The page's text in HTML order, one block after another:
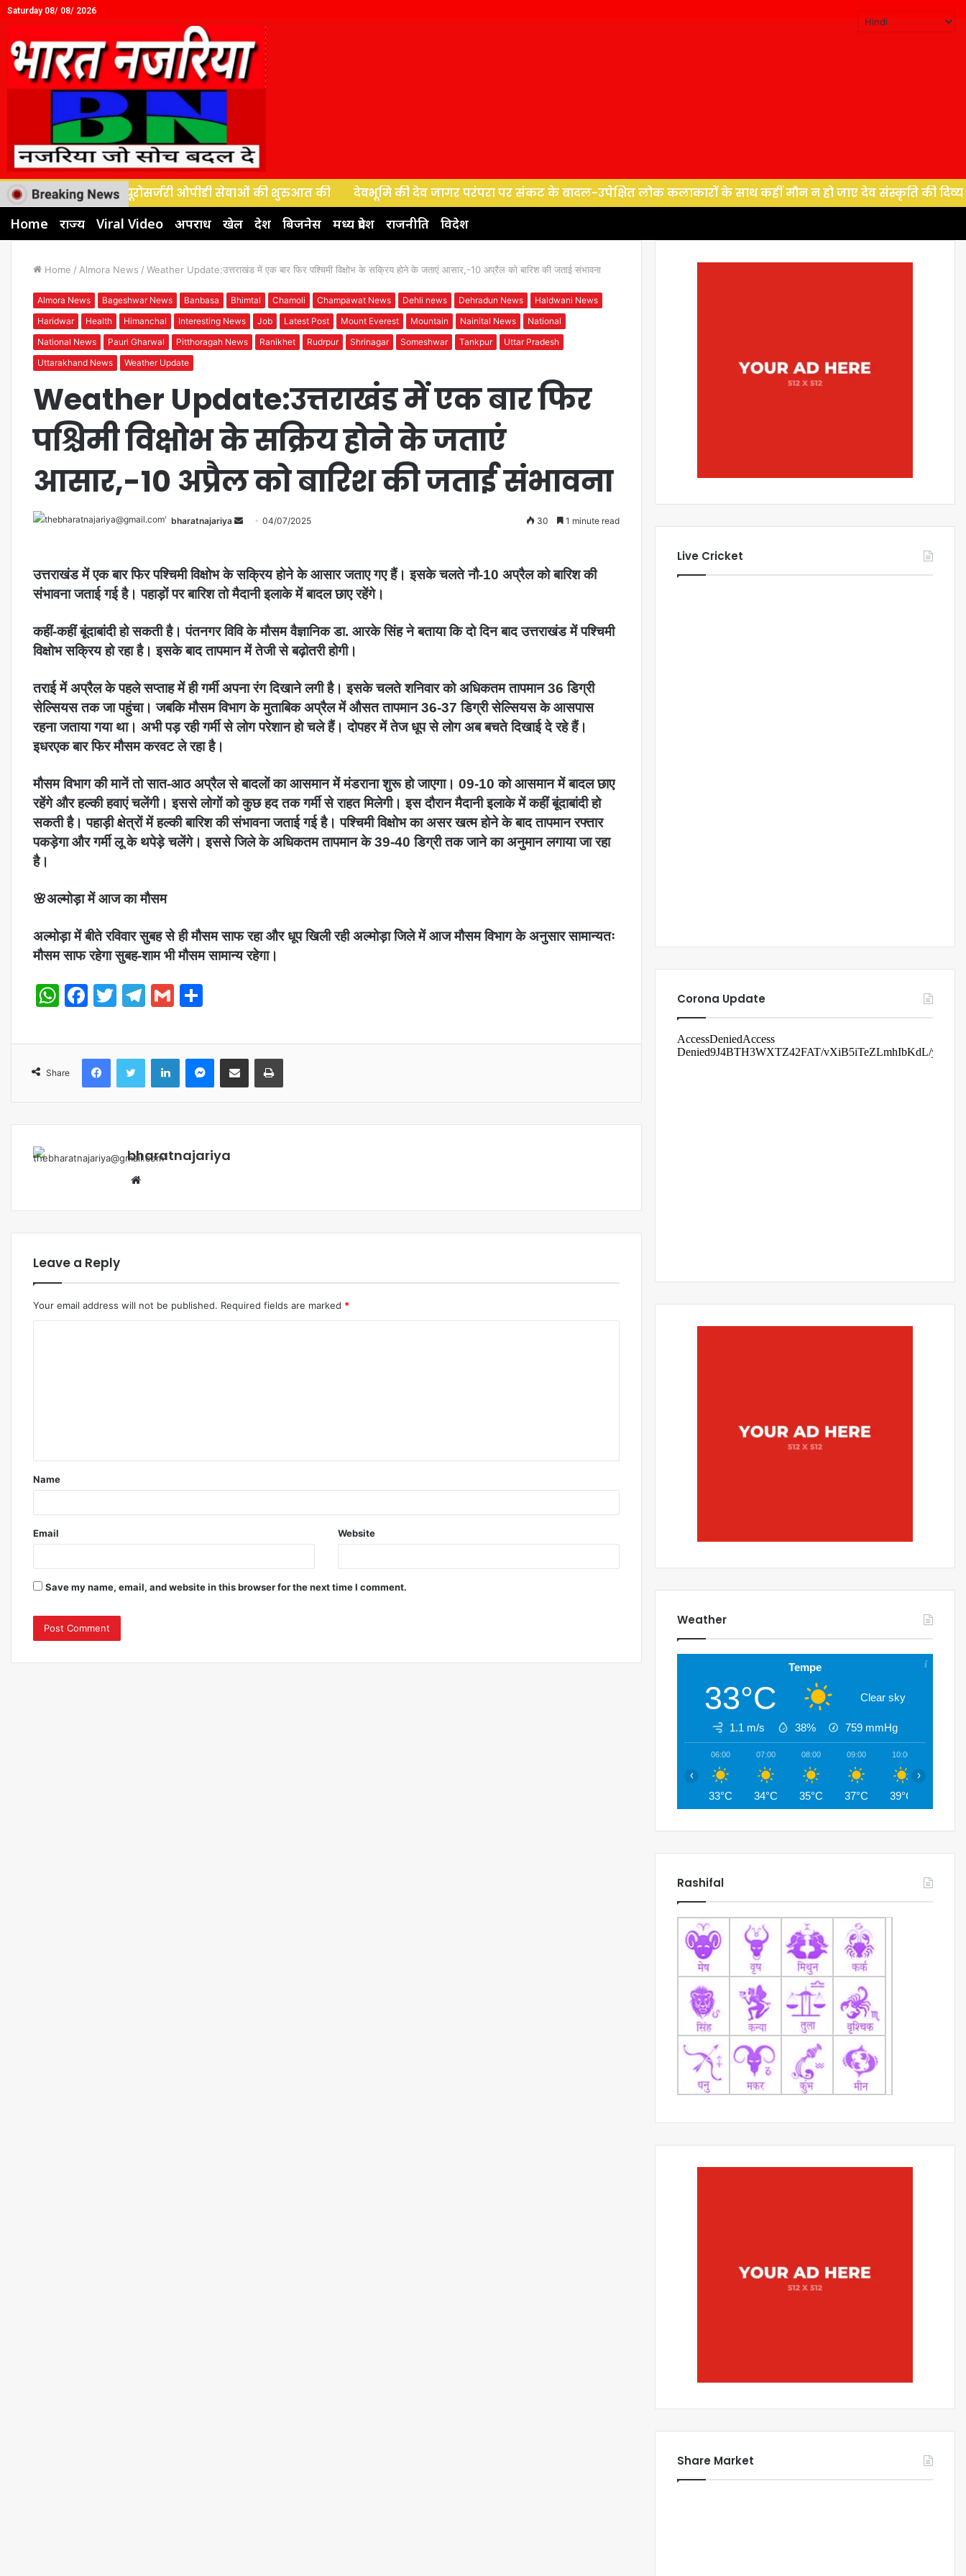
Saturday 08/ 08/ 2026
वैशाली ने न्यूरोसर्जरी ओपीडी सेवाओं की शुरुआत की देवभूमि की देव जागर परंपरा पर संकट के बादल-उपेक्षित लोक कलाकारों के साथ कहीं मौन न हो जाए देव संस्कृति की दिव्य ध्वनि
Home राज्य Viral Video अपराध खेल देश बिजनेस मध्य प्रदेश राजनीति विदेश
Home / Almora News / Weather Update:उत्तराखंड में एक बार फिर पश्चिमी विक्षोभ के सक्रिय होने के जताएं आसार,-10 अप्रैल को बारिश की जताई संभावना
Almora News Bageshwar News Banbasa Bhimtal Chamoli Champawat News Dehli news Dehradun News
Haldwani News
Haridwar
Health Himanchal Interesting News Job Latest Post Mount Everest Mountain Nainital News
National
National News
Pauri Gharwal Pitthoragah News Ranikhet Rudrpur Shrinagar Someshwar Tankpur
Uttar Pradesh
Uttarakhand News
Weather Update
Weather Update:उत्तराखंड में एक बार फिर
पश्चिमी विक्षोभ के सक्रिय होने के जताएं
आसार,-10 अप्रैल को बारिश की जताई संभावना
bharatnajariya 04/07/2025 30 1 minute read
उत्तराखंड में एक बार फिर पश्चिमी विक्षोभ के सक्रिय होने के आसार जताए गए हैं। इसके चलते नौ-10 अप्रैल को बारिश की
संभावना जताई गई है। पहाड़ों पर बारिश तो मैदानी इलाके में बादल छाए रहेंगे।
कहीं-कहीं बूंदाबांदी हो सकती है। पंतनगर विवि के मौसम वैज्ञानिक डा. आरके सिंह ने बताया कि दो दिन बाद उत्तराखंड में पश्चिमी
विक्षोभ सक्रिय हो रहा है। इसके बाद तापमान में तेजी से बढ़ोतरी होगी।
तराई में अप्रैल के पहले सप्ताह में ही गर्मी अपना रंग दिखाने लगी है। इसके चलते शनिवार को अधिकतम तापमान 36 डिग्री
सेल्सियस तक जा पहुंचा। जबकि मौसम विभाग के मुताबिक अप्रैल में औसत तापमान 36-37 डिग्री सेल्सियस के आसपास
रहना जताया गया था। अभी पड़ रही गर्मी से लोग परेशान हो चले हैं। दोपहर में तेज धूप से लोग अब बचते दिखाई दे रहे हैं।
इधरएक बार फिर मौसम करवट ले रहा है।
मौसम विभाग की मानें तो सात-आठ अप्रैल से बादलों का आसमान में मंडराना शुरू हो जाएगा। 09-10 को आसमान में बादल छाए
रहेंगे और हल्की हवाएं चलेंगी। इससे लोगों को कुछ हद तक गर्मी से राहत मिलेगी। इस दौरान मैदानी इलाके में कहीं बूंदाबांदी हो
सकती है। पहाड़ी क्षेत्रों में हल्की बारिश की संभावना जताई गई है। पश्चिमी विक्षोभ का असर खत्म होने के बाद तापमान रफ्तार
पकड़ेगा और गर्मी लू के थपेड़े चलेंगे। इससे जिले के अधिकतम तापमान के 39-40 डिग्री तक जाने का अनुमान लगाया जा रहा
है।
🌸अल्मोड़ा में आज का मौसम
अल्मोड़ा में बीते रविवार सुबह से ही मौसम साफ रहा और धूप खिली रही अल्मोड़ा जिले में आज मौसम विभाग के अनुसार सामान्यतः
मौसम साफ रहेगा सुबह-शाम भी मौसम सामान्य रहेगा।
WhatsApp
Facebook
Twitter
Telegram
Gmail
Share
bharatnajariya
Leave a Reply
Your email address will not be published. Required fields are marked *
Name
Email Website
Save my name, email, and website in this browser for the next time I comment.
Live Cricket
Corona Update
Weather
Tempe
33°C Clear sky
1.1 m/s 38% 759 mmHg
06:00
33°C
07:00
34°C
08:00
35°C
09:00
37°C
10:00
39°C
‹ ›
Rashifal
Share Market